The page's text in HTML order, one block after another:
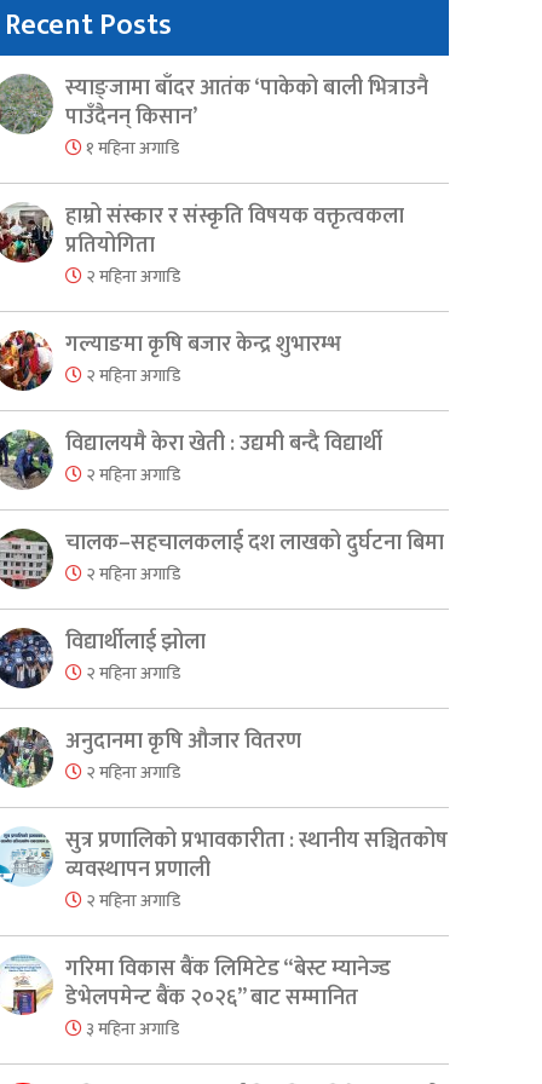
Recent Posts
स्याङ्जामा बाँदर आतंक ‘पाकेको बाली भित्राउनै
पाउँदैनन् किसान’
१ महिना अगाडि
हाम्रो संस्कार र संस्कृति विषयक वक्तृत्वकला
प्रतियोगिता
२ महिना अगाडि
गल्याङमा कृषि बजार केन्द्र शुभारम्भ
२ महिना अगाडि
विद्यालयमै केरा खेती : उद्यमी बन्दै विद्यार्थी
२ महिना अगाडि
चालक–सहचालकलाई दश लाखको दुर्घटना बिमा
२ महिना अगाडि
विद्यार्थीलाई झोला
२ महिना अगाडि
अनुदानमा कृषि औजार वितरण
२ महिना अगाडि
सुत्र प्रणालिको प्रभावकारीता : स्थानीय सञ्चितकोष
व्यवस्थापन प्रणाली
२ महिना अगाडि
गरिमा विकास बैंक लिमिटेड “बेस्ट म्यानेज्ड
डेभेलपमेन्ट बैंक २०२६” बाट सम्मानित
३ महिना अगाडि